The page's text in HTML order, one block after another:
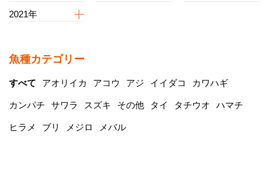
2021年
魚種カテゴリー
すべて アオリイカ アコウ アジ イイダコ カワハギ
カンパチ サワラ スズキ その他 タイ タチウオ ハマチ
ヒラメ ブリ メジロ メバル